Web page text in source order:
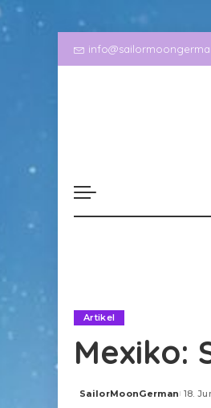
Artikel
Mexiko:
Posted
SailorMoonGerman 18.